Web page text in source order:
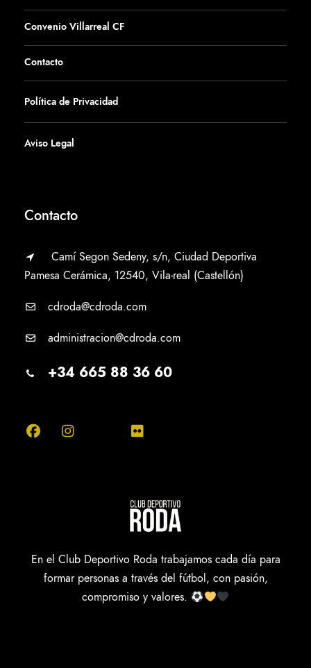
Convenio Villarreal CF
Contacto
Política de Privacidad
Aviso Legal
Contacto
Camí Segon Sedeny, s/n, Ciudad Deportiva
Pamesa Cerámica, 12540, Vila-real (Castellón)
cdroda@cdroda.com
administracion@cdroda.com
+34 665 88 36 60
En el Club Deportivo Roda trabajamos cada día para
formar personas a través del fútbol, con pasión,
compromiso y valores.